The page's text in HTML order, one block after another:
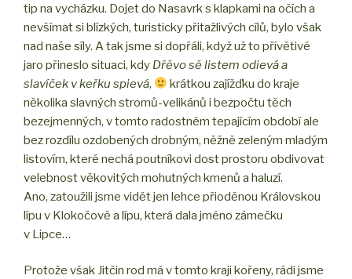
tip na vycházku. Dojet do Nasavrk s klapkami na očích a
nevšímat si blízkých, turisticky přitažlivých cílů, bylo však
nad naše síly. A tak jsme si dopřáli, když už to přívětivé
jaro přineslo situaci, kdy Dřěvo sě listem odievá a
slavíček v keřku spievá,
krátkou zajížďku do kraje
několika slavných stromů-velikánů i bezpočtu těch
bezejmenných, v tomto radostném tepajícím období ale
bez rozdílu ozdobených drobným, něžně zeleným mladým
listovím, které nechá poutníkovi dost prostoru obdivovat
velebnost věkovitých mohutných kmenů a haluzí.
Ano, zatoužili jsme vidět jen lehce přioděnou Královskou
lípu v Klokočově a lípu, která dala jméno zámečku
v Lipce…
Protože však Jitčin rod má v tomto kraji kořeny, rádi jsme